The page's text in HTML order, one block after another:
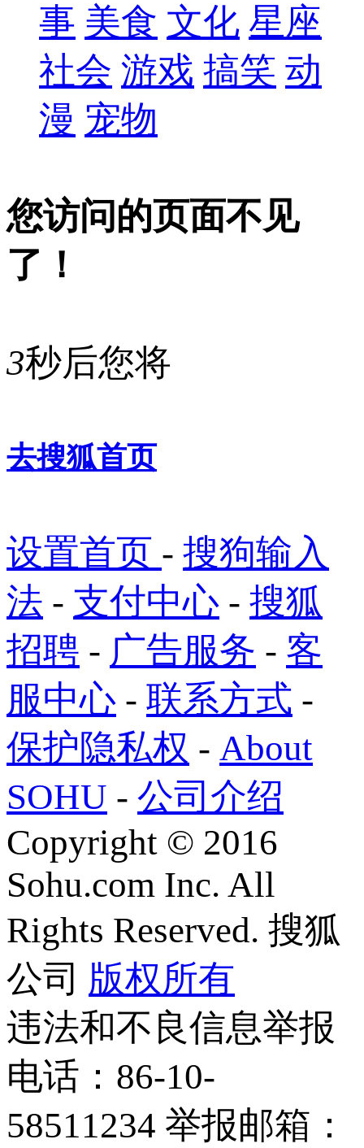
事 美食 文化 星座
社会 游戏 搞笑 动
漫 宠物
您访问的页面不见
了！
3秒后您将
去搜狐首页
设置首页 - 搜狗输入
法 - 支付中心 - 搜狐
招聘 - 广告服务 - 客
服中心 - 联系方式 -
保护隐私权 - About
SOHU - 公司介绍
Copyright © 2016
Sohu.com Inc. All
Rights Reserved. 搜狐
公司 版权所有
违法和不良信息举报
电话：86-10-
58511234 举报邮箱：